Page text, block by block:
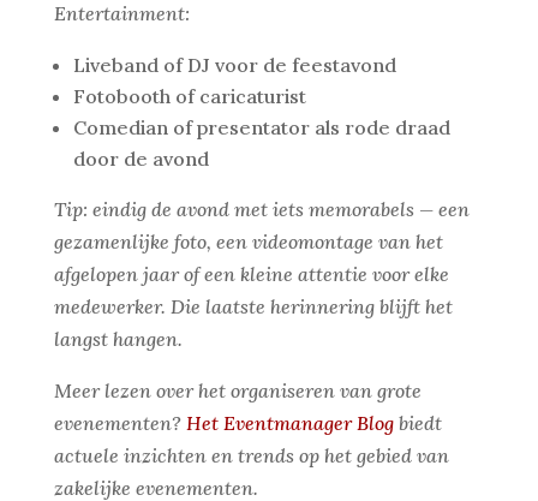
Entertainment:
Liveband of DJ voor de feestavond
Fotobooth of caricaturist
Comedian of presentator als rode draad
door de avond
Tip: eindig de avond met iets memorabels — een
gezamenlijke foto, een videomontage van het
afgelopen jaar of een kleine attentie voor elke
medewerker. Die laatste herinnering blijft het
langst hangen.
Meer lezen over het organiseren van grote
evenementen? Het Eventmanager Blogbiedt
actuele inzichten en trends op het gebied van
zakelijke evenementen.